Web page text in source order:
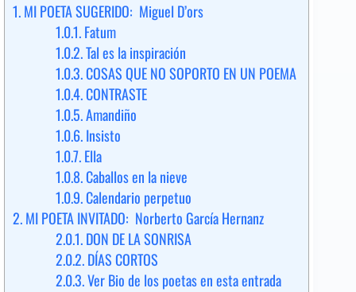
1.MI POETA SUGERIDO: Miguel D’ors
1.0.1.Fatum
1.0.2.Tal es la inspiración
1.0.3.COSAS QUE NO SOPORTO EN UN POEMA
1.0.4.CONTRASTE
1.0.5.Amandiño
1.0.6.Insisto
1.0.7.Ella
1.0.8.Caballos en la nieve
1.0.9.Calendario perpetuo
2.MI POETA INVITADO: Norberto García Hernanz
2.0.1.DON DE LA SONRISA
2.0.2.DÍAS CORTOS
2.0.3.Ver Bio de los poetas en esta entrada